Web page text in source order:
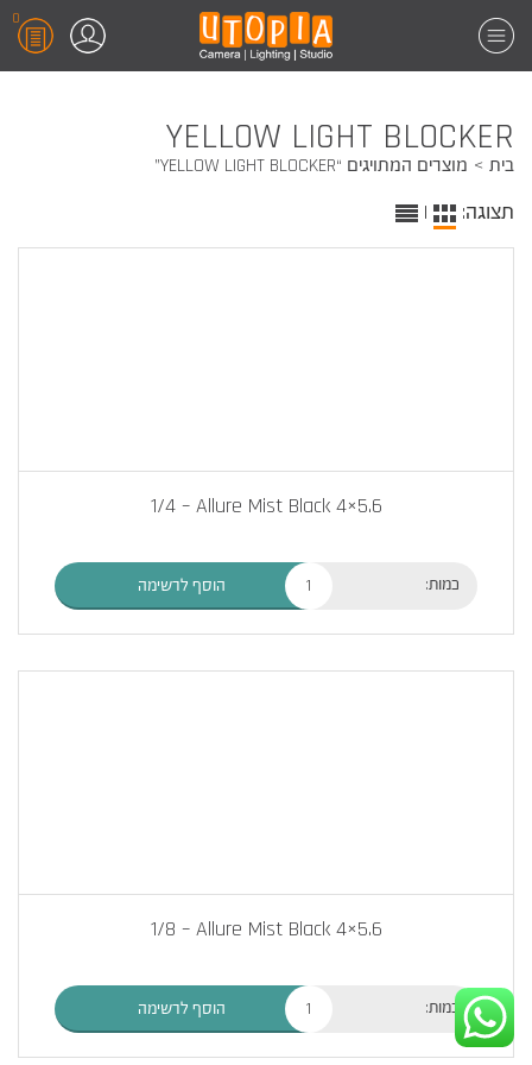
0
YELLOW LIGHT BLOCKER
בית מוצרים המתויגים “YELLOW LIGHT BLOCKER”
תצוגה: |
1/4 – Allure Mist Black 4×5.6
כמות: הוסף לרשימה
1/8 – Allure Mist Black 4×5.6
כמות: הוסף לרשימה